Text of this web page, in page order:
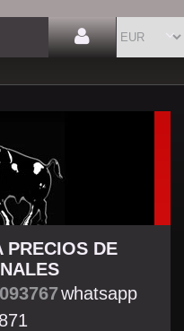
PRECIOS DE
whatsapp